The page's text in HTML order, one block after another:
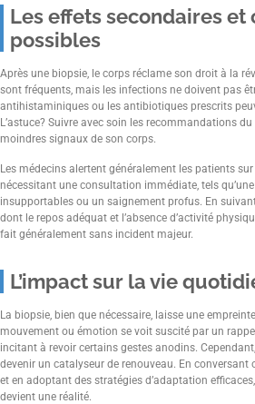
Les effets secondaires
possibles
Après une biopsie, le corps réclame son droit à la
sont fréquents, mais les infections ne doivent pas
antihistaminiques ou les antibiotiques prescrits
L’astuce? Suivre avec soin les recommandations
moindres signaux de son corps.
Les médecins alertent généralement les patients
nécessitant une consultation immédiate, tels
insupportables ou un saignement profus. En
dont le repos adéquat et l’absence d’activité
fait généralement sans incident majeur.
L’impact sur la vie
La biopsie, bien que nécessaire, laisse une
mouvement ou émotion se voit suscité par un
incitant à revoir certains gestes anodins.
devenir un catalyseur de renouveau. En conversant
et en adoptant des stratégies d’adaptation
devient une réalité.